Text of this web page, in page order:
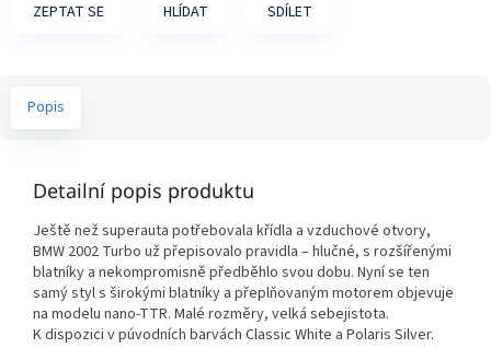
ZEPTAT SE HLÍDAT SDÍLET
Popis
Detailní popis produktu
Ještě než superauta potřebovala křídla a vzduchové otvory,
BMW 2002 Turbo už přepisovalo pravidla – hlučné, s rozšířenými
blatníky a nekompromisně předběhlo svou dobu. Nyní se ten
samý styl s širokými blatníky a přeplňovaným motorem objevuje
na modelu nano-TTR. Malé rozměry, velká sebejistota.
K dispozici v púvodních barvách Classic White a Polaris Silver.